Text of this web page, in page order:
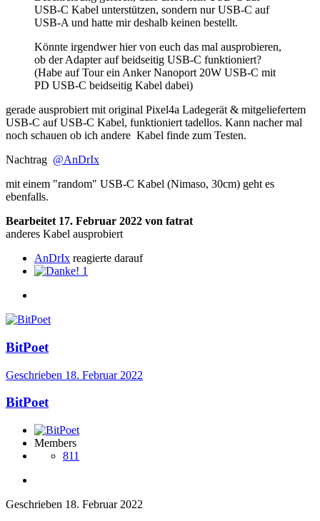
USB-C Kabel unterstützen, sondern nur USB-C auf
USB-A und hatte mir deshalb keinen bestellt.
Könnte irgendwer hier von euch das mal ausprobieren,
ob der Adapter auf beidseitig USB-C funktioniert?
(Habe auf Tour ein Anker Nanoport 20W USB-C mit
PD USB-C beidseitig Kabel dabei)
gerade ausprobiert mit original Pixel4a Ladegerät & mitgeliefertem
USB-C auf USB-C Kabel, funktioniert tadellos. Kann nacher mal
noch schauen ob ich andere Kabel finde zum Testen.
Nachtrag @AnDrIx
mit einem "random" USB-C Kabel (Nimaso, 30cm) geht es
ebenfalls.
Bearbeitet 17. Februar 2022 von fatrat
anderes Kabel ausprobiert
AnDrIx reagierte darauf
1
BitPoet
Geschrieben 18. Februar 2022
BitPoet
Members
811
Geschrieben 18. Februar 2022